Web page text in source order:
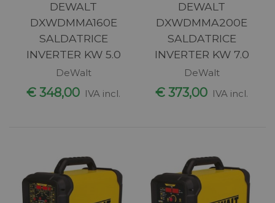
DEWALT
DXWDMMA160E
SALDATRICE
INVERTER KW 5.0
DeWalt
€ 348,00 IVA incl.
DEWALT
DXWDMMA200E
SALDATRICE
INVERTER KW 7.0
DeWalt
€ 373,00 IVA incl.